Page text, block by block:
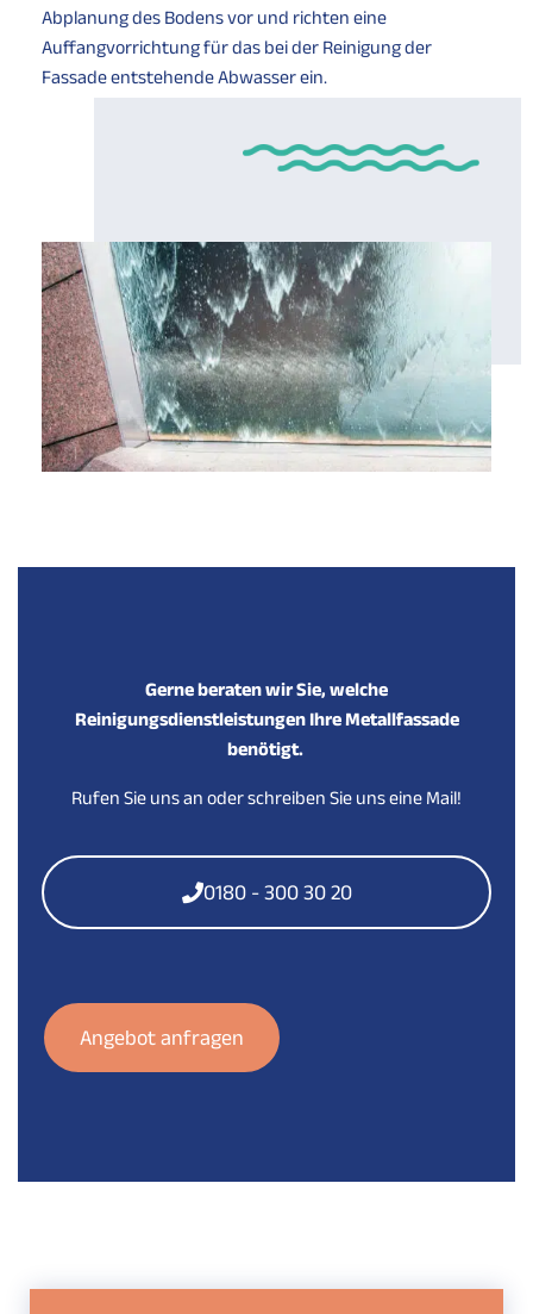
Abplanung des Bodens vor und richten eine
Auffangvorrichtung für das bei der Reinigung der
Fassade entstehende Abwasser ein.
Gerne beraten wir Sie, welche
Reinigungsdienstleistungen Ihre Metallfassade
benötigt.
Rufen Sie uns an oder schreiben Sie uns eine Mail!
0180 - 300 30 20
Angebot anfragen